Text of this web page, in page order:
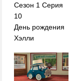
Сезон 1 Серия
10
День рождения
Хэлли